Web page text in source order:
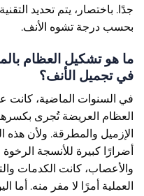
جدًا. باختصار، يتم تحديد
بحسب درجة تشوه الأنف.
في تجميل الأنف؟
في السنوات الماضية، كانت
العظام العريضة تُجرى
الإزميل والمطرقة. ولأن
أضرارًا كبيرة للأنسجة
والأعصاب، كانت الكدمات
العملية أمرًا لا مفر منه. أما